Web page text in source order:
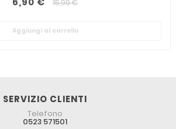
15,99 €
Aggiungi al carrello
SERVIZIO CLIENTI
Telefono
0523 571501